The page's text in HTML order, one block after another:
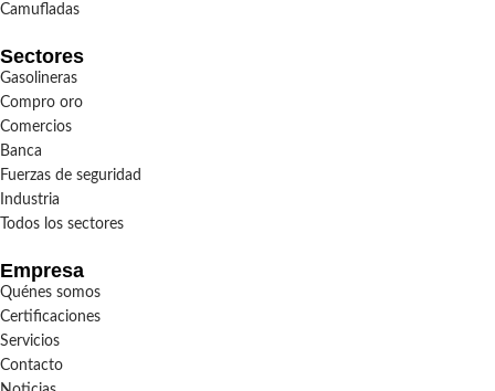
Camufladas
Sectores
Gasolineras
Compro oro
Comercios
Banca
Fuerzas de seguridad
Industria
Todos los sectores
Empresa
Quénes somos
Certificaciones
Servicios
Contacto